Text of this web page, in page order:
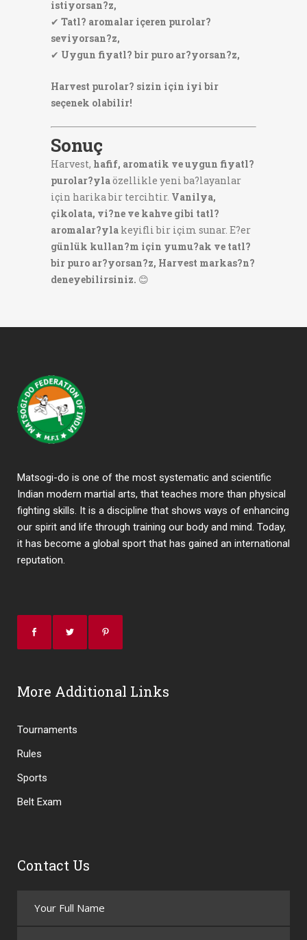
istiyorsan?z,
✔ Tatl? aromalar içeren purolar?
seviyorsan?z,
✔ Uygun fiyatl? bir puro ar?yorsan?z,
Harvest purolar? sizin için iyi bir
seçenek olabilir!
Sonuç
Harvest, hafif, aromatik ve uygun fiyatl?
purolar?ylaözellikle yeni ba?layanlar
için harika bir tercihtir. Vanilya,
çikolata, vi?ne ve kahve gibi tatl?
aromalar?yla keyifli bir içim sunar. E?er
günlük kullan?m için yumu?ak ve tatl?
bir puro ar?yorsan?z, Harvest markas?n?
deneyebilirsiniz. 😊
Matsogi-do is one of the most systematic and scientific
Indian modern martial arts, that teaches more than physical
fighting skills. It is a discipline that shows ways of enhancing
our spirit and life through training our body and mind. Today,
it has become a global sport that has gained an international
reputation.
More Additional Links
Tournaments
Rules
Sports
Belt Exam
Contact Us